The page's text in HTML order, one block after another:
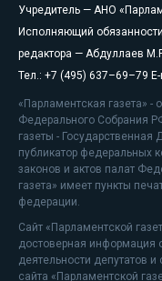
Учредитель — АНО
Исполняющий
редактора — Абдуллаев
Тел.: +7 (495) 637–69–79
«Парламентская газета»
Федерального Собрания
газеты -
публикатор федеральных
законов и актов палат
газета» имеет пункты
федерации.
Сайт «Парламентской
достоверная информация
деятельности депутатов
сайта «Парламентской